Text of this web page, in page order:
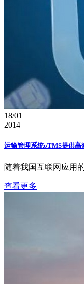
18/01
2014
运输管理系统oTMS提供高
随着我国互联网应用
查看更多